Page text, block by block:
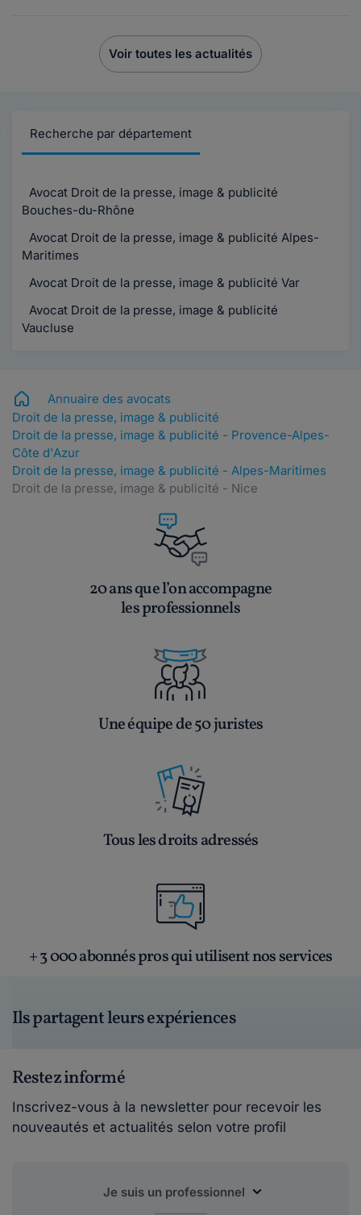
Voir toutes les actualités
Recherche par département
Avocat Droit de la presse, image & publicité
Bouches-du-Rhône
Avocat Droit de la presse, image & publicité Alpes-
Maritimes
Avocat Droit de la presse, image & publicité Var
Avocat Droit de la presse, image & publicité
Vaucluse
Annuaire des avocats
Droit de la presse, image & publicité
Droit de la presse, image & publicité - Provence-Alpes-
Côte d'Azur
Droit de la presse, image & publicité - Alpes-Maritimes
Droit de la presse, image & publicité - Nice
20 ans que l’on accompagne
les professionnels
Une équipe de 50 juristes
Tous les droits adressés
+ 3 000 abonnés pros qui utilisent nos services
Ils partagent leurs expériences
Restez informé
Inscrivez-vous à la newsletter pour recevoir les
nouveautés et actualités selon votre profil